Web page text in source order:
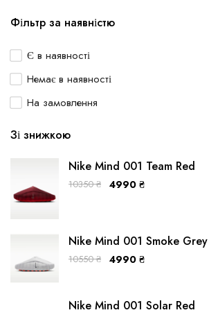
Фільтр за наявністю
Є в наявності
Немає в наявності
На замовлення
Зі знижкою
Nike Mind 001 Team Red
10350₴ 4990 ₴
Nike Mind 001 Smoke Grey
10550₴ 4990 ₴
Nike Mind 001 Solar Red